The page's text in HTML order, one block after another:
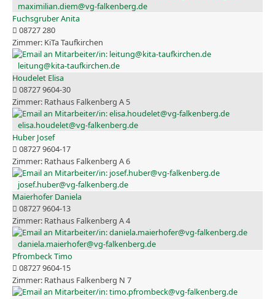
maximilian.diem@vg-falkenberg.de
Fuchsgruber Anita
08727 280
KiTa Taufkirchen
leitung@kita-taufkirchen.de
Houdelet Elisa
08727 9604-30
Rathaus Falkenberg A 5
elisa.houdelet@vg-falkenberg.de
Huber Josef
08727 9604-17
Rathaus Falkenberg A 6
josef.huber@vg-falkenberg.de
Maierhofer Daniela
08727 9604-13
Rathaus Falkenberg A 4
daniela.maierhofer@vg-falkenberg.de
Pfrombeck Timo
08727 9604-15
Rathaus Falkenberg N 7